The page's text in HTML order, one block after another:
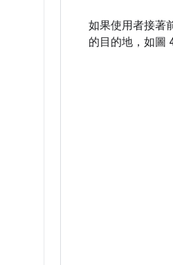
如果使用者接著
的目的地，如圖